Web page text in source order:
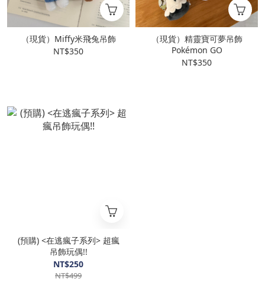
（現貨）Miffy米飛兔吊飾
NT$350
（現貨）精靈寶可夢吊飾
Pokémon GO
NT$350
(預購) <在逃瘋子系列> 超瘋
吊飾玩偶!!
NT$250
NT$499